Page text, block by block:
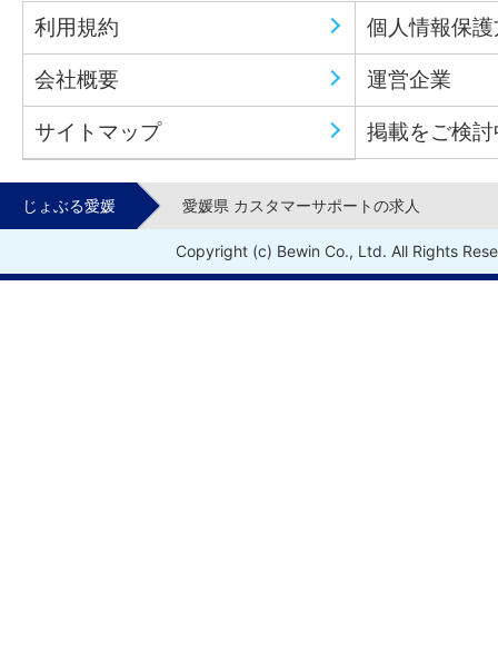
利用規約 個人情報保
会社概要 運営企業
サイトマップ 掲載をご検
じょぶる愛媛 愛媛県 カスタマーサポートの求人
Copyright (c) Bewin Co., Ltd. All Rights